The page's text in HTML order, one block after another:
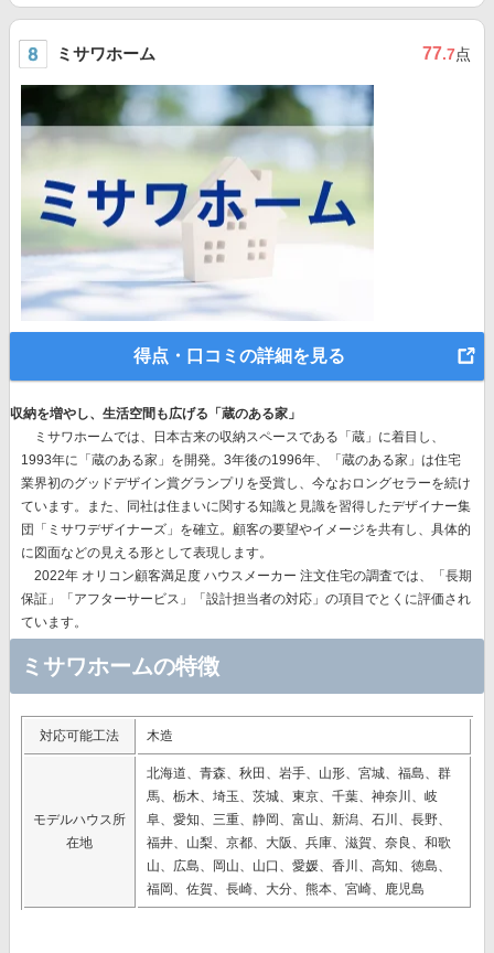
ミサワホーム 77.7点
得点・口コミの詳細を見る
収納を増やし、生活空間も広げる「蔵のある家」
ミサワホームでは、
日本古来の収納スペースである「蔵」に着目 し、
1993年に「蔵のある家」を開発。3年後の1996年、
「蔵のある家」は住宅
業界初のグッドデザイン賞グランプリを受賞し、今なおロングセラーを続け
ています。また、同社は住まいに関する知識と見識を習得したデザイナー集
団「ミサワデザイナーズ」を確立。顧客の要望やイメージを共有し、具体的
に図面などの見える形として表現します。
2022年 オリコン顧客満足度 ハウスメーカー 注文住宅の調査では、「長期
保証」「アフターサービス」「設計担当者の対応」の項目でとくに評価され
ています。
ミサワホームの特徴
対応可能工法 木造
モデルハウス所
在地
北海道、青森、秋田、岩手、山形、宮城、福島、群
馬、栃木、埼玉、茨城、東京、千葉、神奈川、岐
阜、愛知、三重、静岡、富山、新潟、石川、長野、
福井、山梨、京都、大阪、兵庫、滋賀、奈良、和歌
山、広島、岡山、山口、愛媛、香川、高知、徳島、
福岡、佐賀、長崎、大分、熊本、宮崎、鹿児島